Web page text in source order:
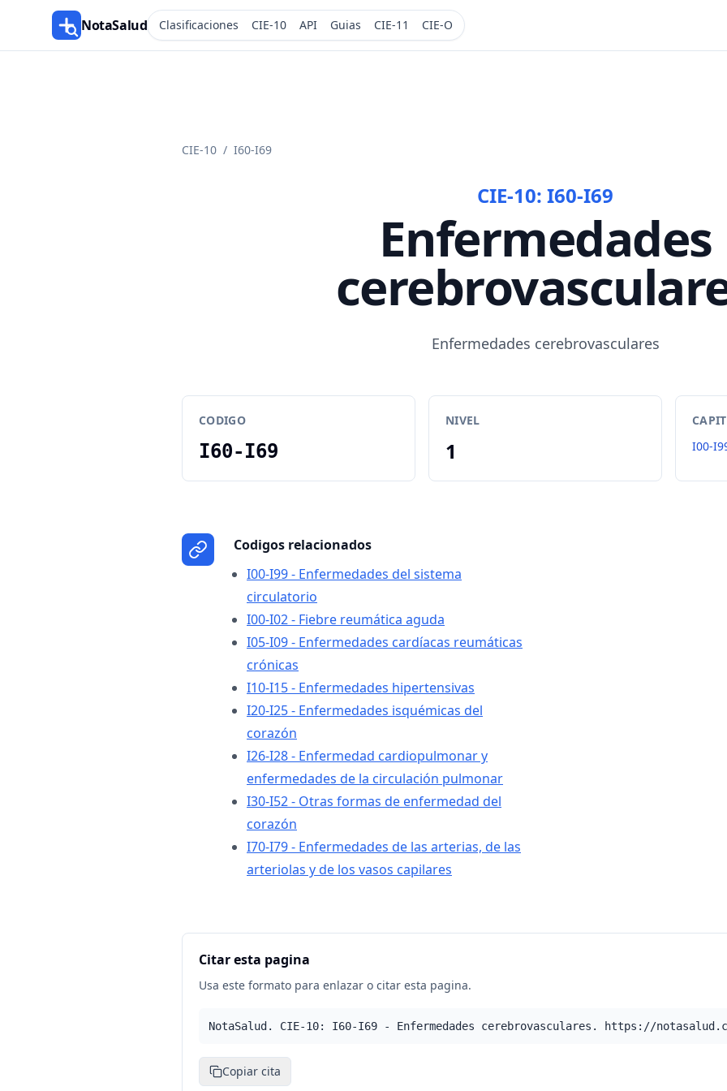
NotaSalud Clasificaciones CIE-10 API Guias CIE-11 CIE-O
CIE-10 / I60-I69
CIE-10: I60-I69
Enfermedades
Enfermedades cerebrovasculares
CODIGO
I60-I69
NIVEL
1
I00-
Codigos relacionados
I00-I99 - Enfermedades del sistema
circulatorio
I00-I02 - Fiebre reumática aguda
I05-I09 - Enfermedades cardíacas reumáticas
crónicas
I10-I15 - Enfermedades hipertensivas
I20-I25 - Enfermedades isquémicas del
corazón
I26-I28 - Enfermedad cardiopulmonar y
enfermedades de la circulación pulmonar
I30-I52 - Otras formas de enfermedad del
corazón
I70-I79 - Enfermedades de las arterias, de las
arteriolas y de los vasos capilares
Citar esta pagina
Usa este formato para enlazar o citar esta pagina.
NotaSalud. CIE-10: I60-I69 - Enfermedades cerebrovasculares. https://
Copiar cita